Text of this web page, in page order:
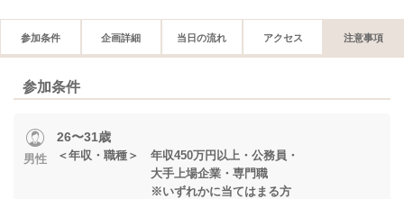
参加条件 企画詳細 当日の流れ アクセス 注意事項
参加条件
男性
26〜31歳
＜年収・職種＞ 年収450万円以上・公務員・
大手上場企業・専門職
※いずれかに当てはまる方